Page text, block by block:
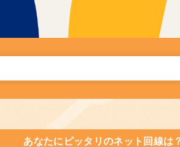
あなたにピッタリのネット回線は